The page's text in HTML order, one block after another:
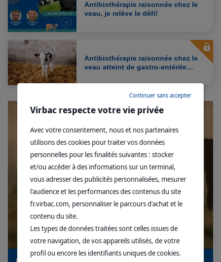
Antibiothérapie raisonnée chez le
veau, je relève le défi!
Antibiothérapie raisonnée chez le
veau atteint de gastro-entérite
Belbis]
Virbac respecte votre vie privée
Avec votre consentement, nous et nos partenaires
utilisons des cookies pour traiter vos données
personnelles pour les finalités suivantes : stocker
et/ou accéder à des informations sur un terminal,
vous adresser des publicités personnalisées, mesurer
l'audience et les performances des contenus du site
fr.virbac.com, personnaliser le parcours d'achat et le
contenu du site.
Les types de données traitées sont celles issues de
votre navigation, de vos appareils utilisés, de votre
profil ou encore les identifiants uniques de cookies.
Continuer sans accepter